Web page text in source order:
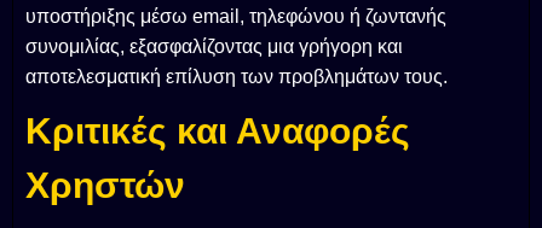
υποστήριξης μέσω email, τηλεφώνου ή ζωντανής
συνομιλίας, εξασφαλίζοντας μια γρήγορη και
αποτελεσματική επίλυση των προβλημάτων τους.
Κριτικές και Αναφορές
Χρηστών